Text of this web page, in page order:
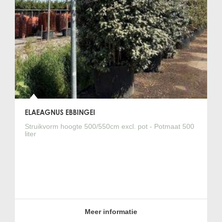
ELAEAGNUS EBBINGEI
Struikvorm hoogte 500/550cm excl. pot - Potmaat 500
liter
Meer informatie